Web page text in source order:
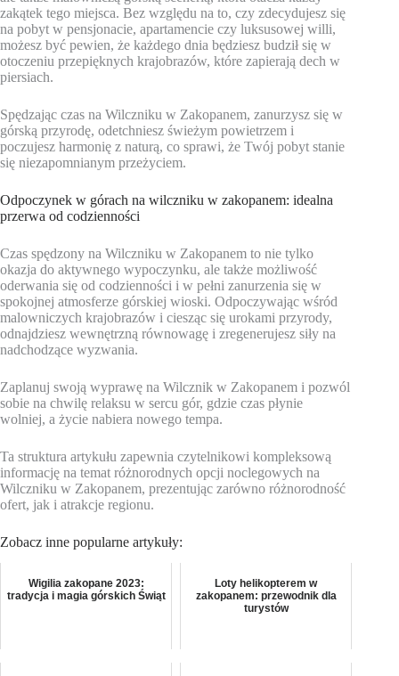
zakątek tego miejsca. Bez względu na to, czy zdecydujesz się
na pobyt w pensjonacie, apartamencie czy luksusowej willi,
możesz być pewien, że każdego dnia będziesz budził się w
otoczeniu przepięknych krajobrazów, które zapierają dech w
piersiach.
Spędzając czas na Wilczniku w Zakopanem, zanurzysz się w
górską przyrodę, odetchniesz świeżym powietrzem i
poczujesz harmonię z naturą, co sprawi, że Twój pobyt stanie
się niezapomnianym przeżyciem.
Odpoczynek w górach na wilczniku w zakopanem: idealna
przerwa od codzienności
Czas spędzony na Wilczniku w Zakopanem to nie tylko
okazja do aktywnego wypoczynku, ale także możliwość
oderwania się od codzienności i w pełni zanurzenia się w
spokojnej atmosferze górskiej wioski. Odpoczywając wśród
malowniczych krajobrazów i ciesząc się urokami przyrody,
odnajdziesz wewnętrzną równowagę i zregenerujesz siły na
nadchodzące wyzwania.
Zaplanuj swoją wyprawę na Wilcznik w Zakopanem i pozwól
sobie na chwilę relaksu w sercu gór, gdzie czas płynie
wolniej, a życie nabiera nowego tempa.
Ta struktura artykułu zapewnia czytelnikowi kompleksową
informację na temat różnorodnych opcji noclegowych na
Wilczniku w Zakopanem, prezentując zarówno różnorodność
ofert, jak i atrakcje regionu.
Zobacz inne popularne artykuły:
Wigilia zakopane 2023:
tradycja i magia górskich Świąt
Loty helikopterem w
zakopanem: przewodnik dla
turystów